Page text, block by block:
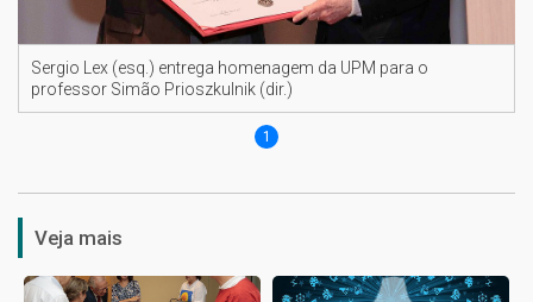
Sergio Lex (esq.) entrega homenagem da UPM para o
professor Simão Prioszkulnik (dir.)
1
Veja mais